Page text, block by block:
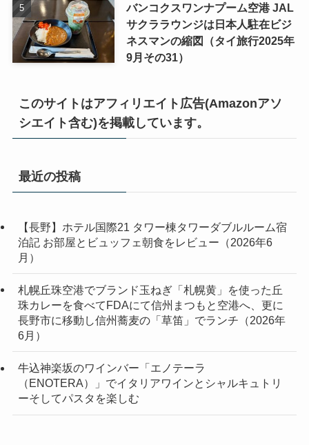
バンコクスワンナプーム空港 JAL
サクララウンジは日本人駐在ビジ
ネスマンの縮図（タイ旅行2025年
9月その31）
このサイトはアフィリエイト広告(Amazonアソ
シエイト含む)を掲載しています。
最近の投稿
【長野】ホテル国際21 タワー棟タワーダブルルーム宿
泊記 お部屋とビュッフェ朝食をレビュー（2026年6
月）
札幌丘珠空港でブランド玉ねぎ「札幌黄」を使った丘
珠カレーを食べてFDAにて信州まつもと空港へ、更に
長野市に移動し信州蕎麦の「草笛」でランチ（2026年
6月）
牛込神楽坂のワインバー「エノテーラ
（ENOTERA）」でイタリアワインとシャルキュトリ
ーそしてパスタを楽しむ